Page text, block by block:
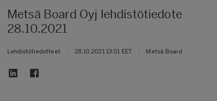
Metsä Board Oyj lehdistötiedote
28.10.2021
Lehdistötiedotteet 28.10.2021 13:01 EET Metsä Board